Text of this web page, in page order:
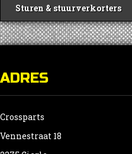
Sturen & stuurverkorters
ADRES
Crossparts
Vennestraat 18